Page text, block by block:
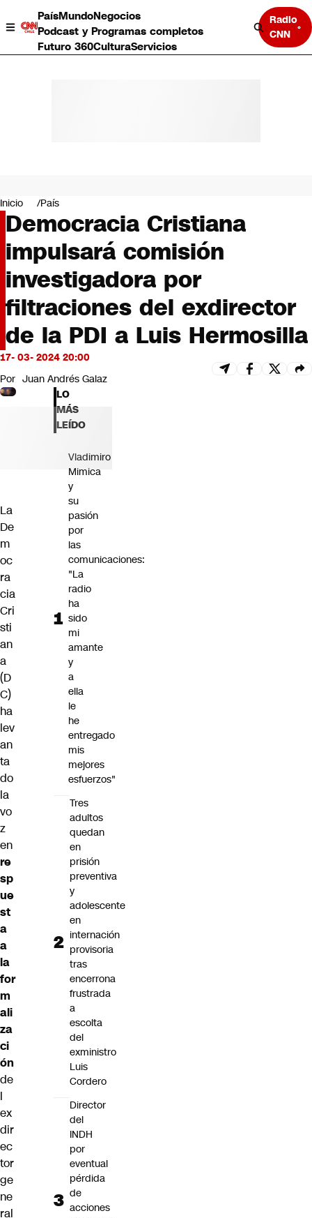
PaísMundoNegocios
Podcast y Programas completos
Futuro 360CulturaServicios
Radio
CNN
Negocios
Deportes
Programas completos
Cultura
Servicios
Bits
CNN tiempo
Futuro 360
Opinión
Inicio País
Democracia Cristiana
impulsará comisión
investigadora por
filtraciones del exdirector
de la PDI a Luis Hermosilla
17- 03- 2024 20:00
Por Juan Andrés Galaz
La
De
m
oc
ra
cia
Cri
sti
an
a
(D
C)
ha
lev
an
ta
do
la
vo
z
en
re
sp
ue
st
a
a
la
for
m
ali
za
ci
ón
de
l
ex
dir
ec
tor
ge
ne
ral
LO
MÁS
LEÍDO
Vladimiro
Mimica
y
su
pasión
por
las
comunicaciones:
"La
radio
ha
sido
mi
amante
y
a
ella
le
he
entregado
mis
mejores
esfuerzos"
Tres
adultos
quedan
en
prisión
preventiva
y
adolescente
en
internación
provisoria
tras
encerrona
frustrada
a
escolta
del
exministro
Luis
Cordero
Director
del
INDH
por
eventual
pérdida
de
acciones